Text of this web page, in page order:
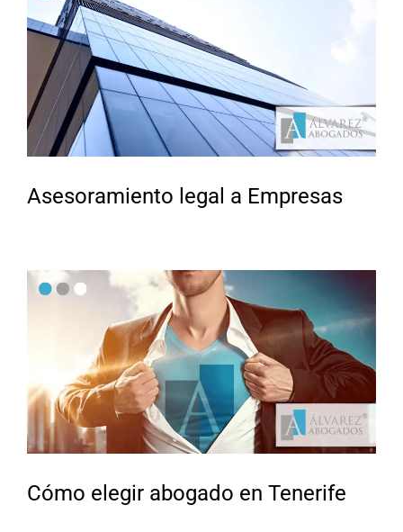
Asesoramiento legal a Empresas
Cómo elegir abogado en Tenerife